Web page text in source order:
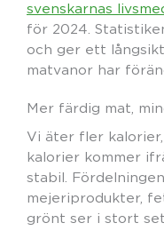
svenskarnas
för 2024.
och ger ett
matvanor har
Mer färdig mat,
Vi äter fler
kalorier kommer
stabil.
mejeriprodukter,
grönt ser i stort